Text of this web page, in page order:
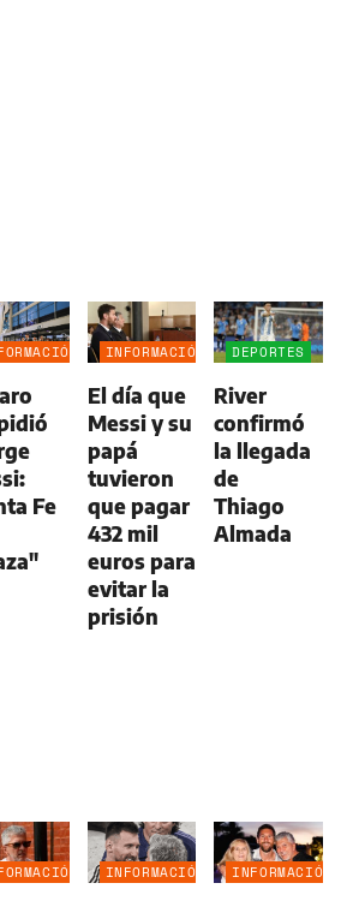
Fe
INFORMACIÓN
El día que
Messi y su
papá
tuvieron
que pagar
432 mil
euros para
evitar la
prisión
DEPORTES
River
confirmó
la llegada
de
Thiago
Almada
INFORMACIÓN
INFORMACIÓN